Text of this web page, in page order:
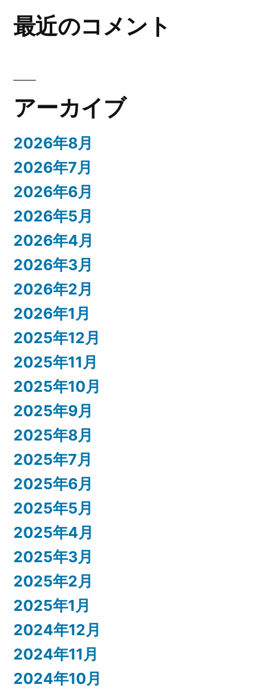
最近のコメント
アーカイブ
2026年8月
2026年7月
2026年6月
2026年5月
2026年4月
2026年3月
2026年2月
2026年1月
2025年12月
2025年11月
2025年10月
2025年9月
2025年8月
2025年7月
2025年6月
2025年5月
2025年4月
2025年3月
2025年2月
2025年1月
2024年12月
2024年11月
2024年10月